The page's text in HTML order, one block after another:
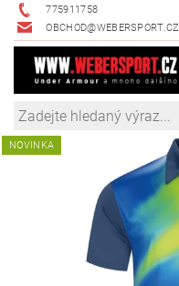
775911758
OBCHOD@WEBERSPORT.CZ
NOVINKA